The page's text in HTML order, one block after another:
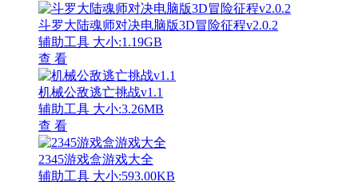
斗罗大陆魂师对决电脑版3D冒险征程v2.0.2
辅助工具 大小:1.19GB
查 看
机械公敌逃亡挑战v1.1
辅助工具 大小:3.26MB
查 看
2345游戏盒游戏大全
辅助工具 大小:593.00KB